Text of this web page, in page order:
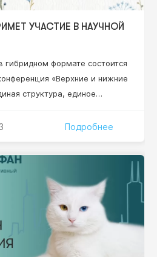
УЧАСТИЕ В НАУЧНОЙ
гибридном формате состоится
«Верхние и нижние
структура, единое
лечению и профилактике
врачей различных
гибридному формату, в
спикеры из нескольких
пройдет…
Подробнее